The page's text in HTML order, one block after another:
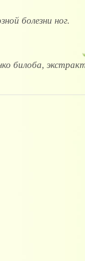
болезни ног.
билоба,